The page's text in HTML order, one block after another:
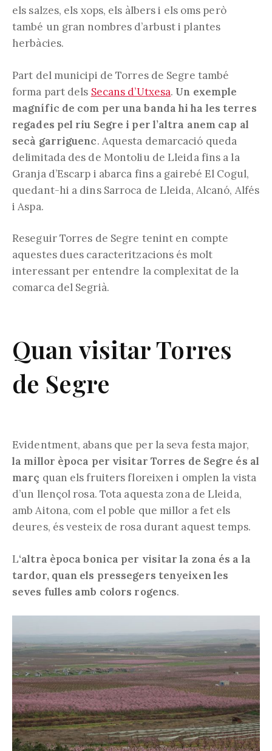
els salzes, els xops, els àlbers i els oms però
també un gran nombres d’arbust i plantes
herbàcies.
Part del municipi de Torres de Segre també
forma part dels Secans d’Utxesa. Un exemple
magnífic de com per una banda hi ha les terres
regades pel riu Segre i per l’altra anem cap al
secà garriguenc. Aquesta demarcació queda
delimitada des de Montoliu de Lleida fins a la
Granja d’Escarp i abarca fins a gairebé El Cogul,
quedant-hi a dins Sarroca de Lleida, Alcanó, Alfés
i Aspa.
Reseguir Torres de Segre tenint en compte
aquestes dues caracteritzacions és molt
interessant per entendre la complexitat de la
comarca del Segrià.
Quan visitar Torres
de Segre
Evidentment, abans que per la seva festa major,
la millor època per visitar Torres de Segre és al
març quan els fruiters floreixen i omplen la vista
d’un llençol rosa. Tota aquesta zona de Lleida,
amb Aitona, com el poble que millor a fet els
deures, és vesteix de rosa durant aquest temps.
L‘altra època bonica per visitar la zona és a la
tardor, quan els pressegers tenyeixen les
seves fulles amb colors rogencs.